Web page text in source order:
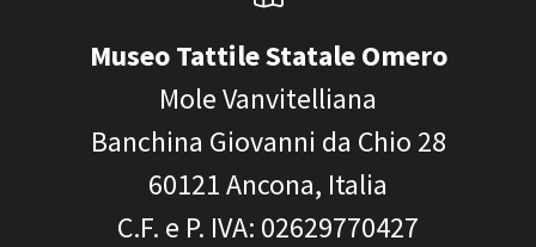
Museo Tattile Statale Omero
Mole Vanvitelliana
Banchina Giovanni da Chio 28
60121Ancona, Italia
C.F. e P. IVA: 02629770427